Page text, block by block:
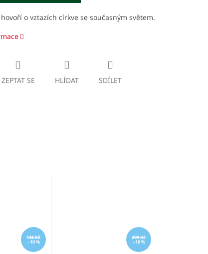
o vztazích církve se současným světem.
ZEPTAT SE HLÍDAT SDÍLET
135 Kč
–10 %
299 Kč
–10 %